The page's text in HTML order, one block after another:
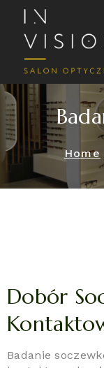
Home
Dobór
Badanie